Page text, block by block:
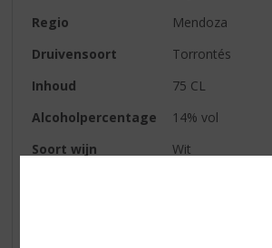
Regio
Mendoza
Druivensoort
Torrontés
Inhoud
75 CL
Alcoholpercentage
14% vol
Soort wijn
Wit